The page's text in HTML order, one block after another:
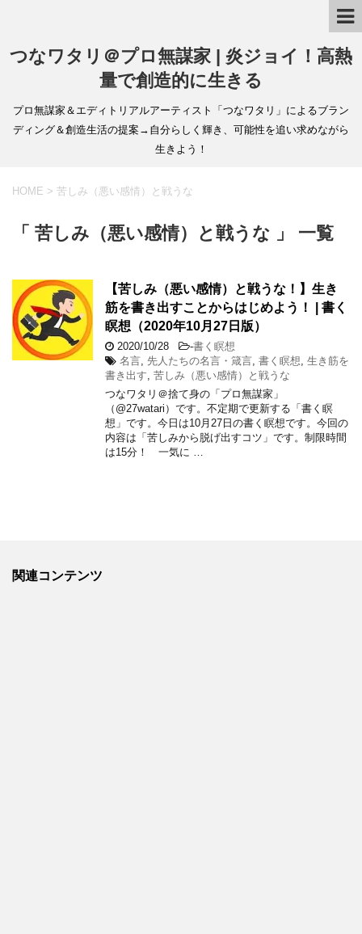
つなワタリ＠プロ無謀家 | 炎ジョイ！高熱
量で創造的に生きる
プロ無謀家＆エディトリアルアーティスト「つなワタリ」によるブラン
ディング＆創造生活の提案→自分らしく輝き、可能性を追い求めながら
生きよう！
HOME > 苦しみ（悪い感情）と戦うな
「 苦しみ（悪い感情）と戦うな 」 一覧
【苦しみ（悪い感情）と戦うな！】生き
筋を書き出すことからはじめよう！ | 書く
瞑想（2020年10月27日版）
2020/10/28 -書く瞑想
名言 先人たちの名言・箴言 書く瞑想 生き筋を
書き出す 苦しみ（悪い感情）と戦うな
つなワタリ＠捨て身の「プロ無謀家」
（@27watari）です。不定期で更新する「書く瞑
想」です。今日は10月27日の書く瞑想です。今回の
内容は「苦しみから脱げ出すコツ」です。制限時間
は15分！ 一気に …
関連コンテンツ